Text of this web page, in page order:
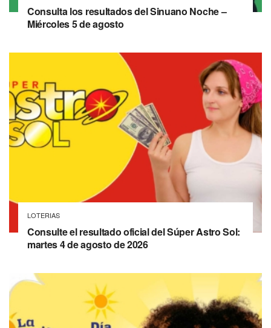
Consulta los resultados del Sinuano Noche –
Miércoles 5 de agosto
LOTERIAS
Consulte el resultado oficial del Súper Astro Sol:
martes 4 de agosto de 2026